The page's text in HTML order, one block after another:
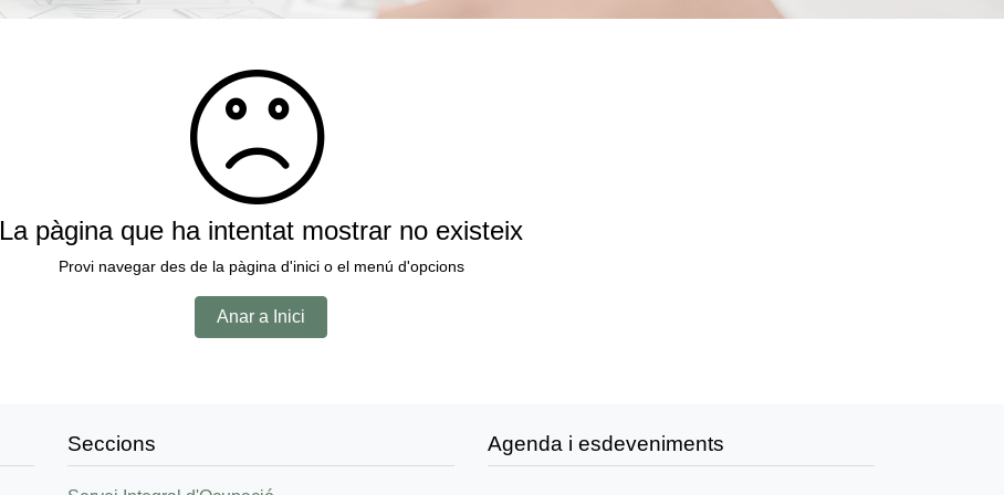
La pàgina que ha intentat mostrar no existeix
Provi navegar des de la pàgina d'inici o el menú d'opcions
Anar a Inici
Seccions Agenda i esdeveniments